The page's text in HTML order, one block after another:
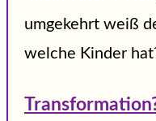
umgekehrt weiß
welche Kinder